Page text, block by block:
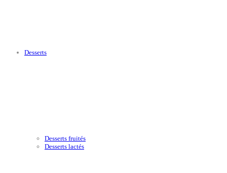
Desserts
Desserts fruités
Desserts lactés